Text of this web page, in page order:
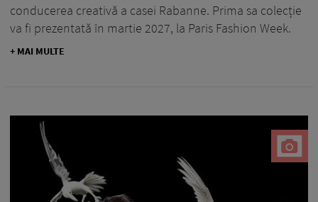
conducerea creativă a casei Rabanne. Prima sa colecție
va fi prezentată în martie 2027, la Paris Fashion Week.
+ MAI MULTE